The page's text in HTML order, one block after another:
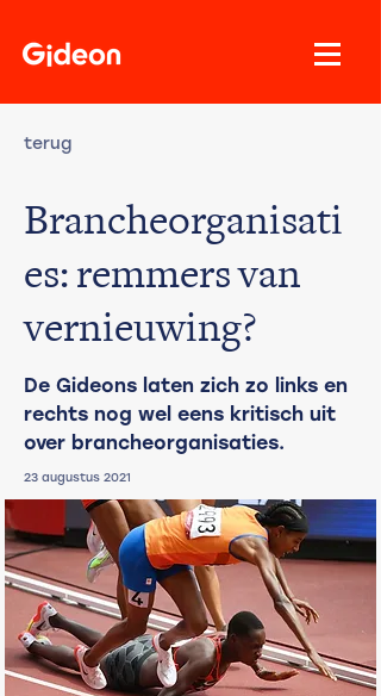
terug
Brancheorganisati
es: remmers van
vernieuwing?
De Gideons laten zich zo links en
rechts nog wel eens kritisch uit
over brancheorganisaties.
23 augustus 2021